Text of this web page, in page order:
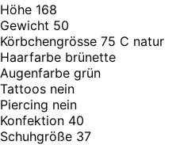
Höhe 168
Gewicht 50
Körbchengrösse 75 C natur
Haarfarbe brünette
Augenfarbe grün
Tattoos nein
Piercing nein
Konfektion 40
Schuhgröße 37